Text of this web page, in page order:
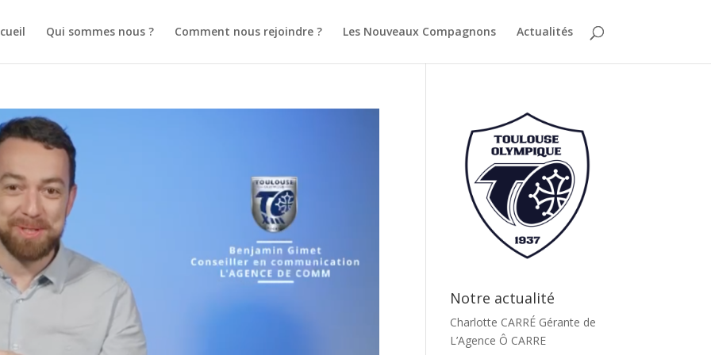
Qui sommes nous ? Comment nous rejoindre ? Les Nouveaux Compagnons Actualités
Notre actualité
Charlotte CARRÉ Gérante de
L’Agence Ô CARRE